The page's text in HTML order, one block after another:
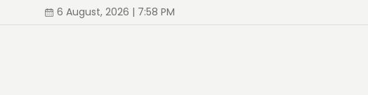
6 August, 2026 | 7:58 PM